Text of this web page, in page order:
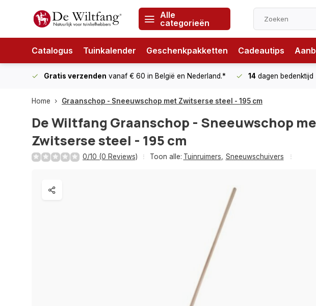
Alle
categorieën
Catalogus Tuinkalender Geschenkpakketten Cadeautips
Gratis verzenden vanaf € 60 in België en Nederland.* 14 dagen bedenktijd
Home Graanschop - Sneeuwschop met Zwitserse steel - 195 cm
De Wiltfang Graanschop - Sneeuwschop
Zwitserse steel - 195 cm
0/10 (0 Reviews) Toon alle: Tuinruimers, Sneeuwschuivers